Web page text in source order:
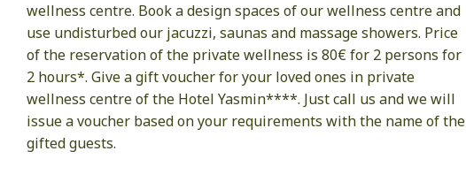
wellness centre. Book a design spaces of our wellness centre and
use undisturbed our jacuzzi, saunas and massage showers. Price
of the reservation of the private wellness is 80€ for 2 persons for
2 hours*. Give a gift voucher for your loved ones in private
wellness centre of the Hotel Yasmin****. Just call us and we will
issue a voucher based on your requirements with the name of the
gifted guests.